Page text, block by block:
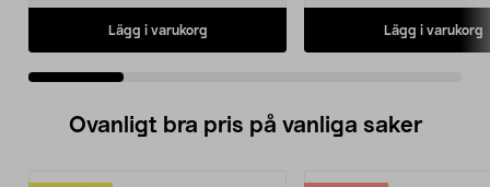
Lägg i varukorg Lägg i varukorg
Ovanligt bra pris på vanliga saker